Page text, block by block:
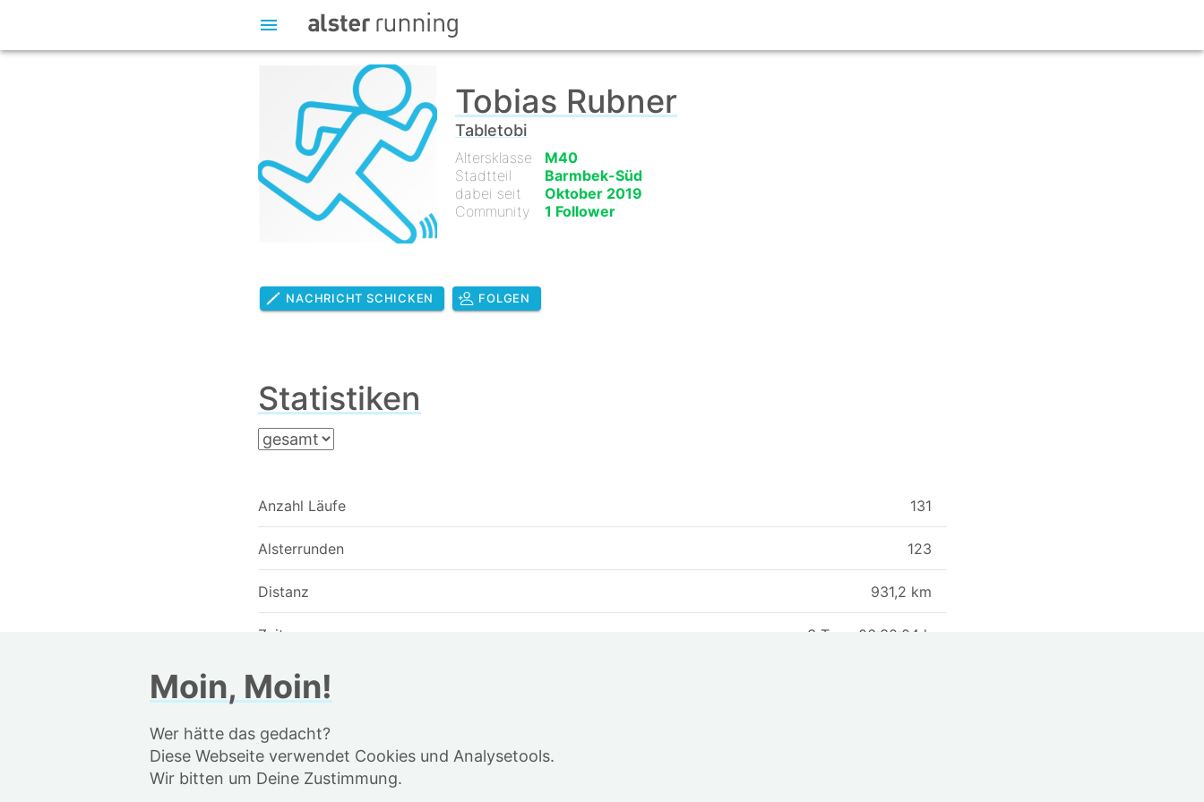
Tobias Rubner
Tabletobi
Altersklasse
M40
Stadtteil
Barmbek-Süd
dabei seit
Oktober 2019
Community
1 Follower
NACHRICHT SCHICKEN FOLGEN
Statistiken
Anzahl Läufe 131
Alsterrunden 123
Distanz 931,2 km
Zeit 3 Tage 06:30:04 h
⌀-Pace
Bestzeiten
Moin, Moin!
Wer hätte das gedacht?
Diese Webseite verwendet Cookies und Analysetools.
Wir bitten um Deine Zustimmung.